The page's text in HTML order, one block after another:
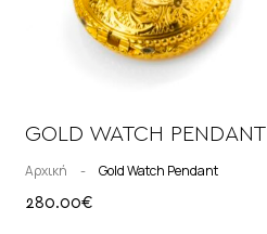
GOLD WATCH PENDANT
Αρχική - Gold Watch Pendant
280.00€